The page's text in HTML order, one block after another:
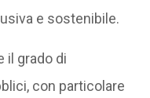
e sostenibile.
il grado di
con particolare